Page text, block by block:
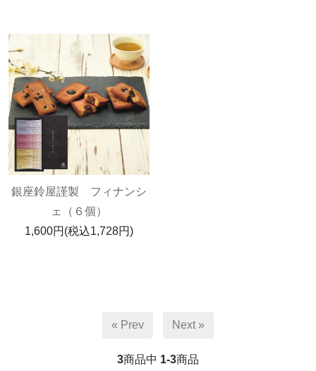
銀座鈴屋謹製 フィナンシ
ェ（６個）
1,600円(税込1,728円)
« Prev Next »
3商品中 1-3商品